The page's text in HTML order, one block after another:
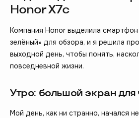
Honor X7c
Компания Honor выделила смартфон
зелёный» для обзора, и я решила
выходной день, чтобы понять,
повседневной жизни.
Утро: большой экран для
Мой день, как ни странно, начался